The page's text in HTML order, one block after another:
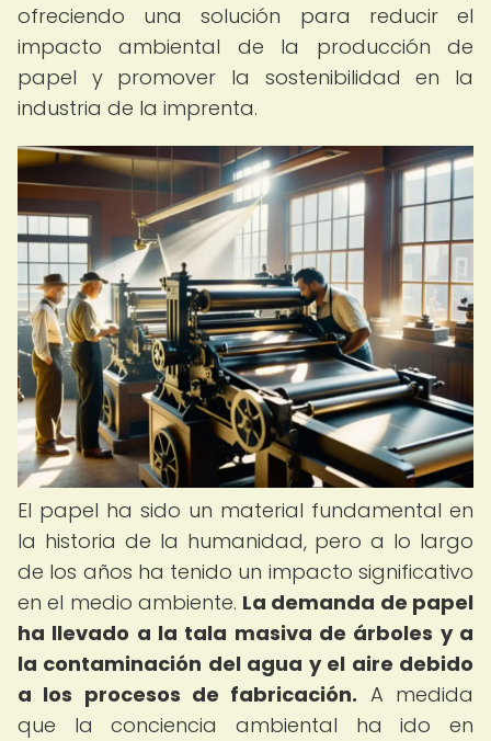
ofreciendo una solución para reducir el
impacto ambiental de la producción de
papel y promover la sostenibilidad en la
industria de la imprenta.
El papel ha sido un material fundamental en
la historia de la humanidad, pero a lo largo
de los años ha tenido un impacto significativo
en el medio ambiente. La demanda de papel
ha llevado a la tala masiva de árboles y a
la contaminación del agua y el aire debido
a los procesos de fabricación. A medida
que la conciencia ambiental ha ido en